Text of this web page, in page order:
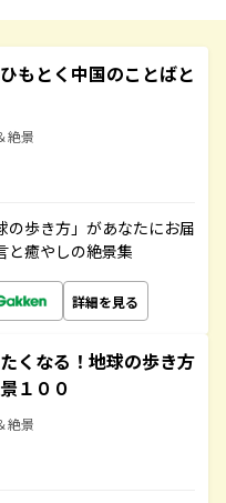
もとく中国のことばと
絶景
の歩き方」があなたにお届
と癒やしの絶景集
詳細を見る
くなる！地球の歩き方
１００
絶景